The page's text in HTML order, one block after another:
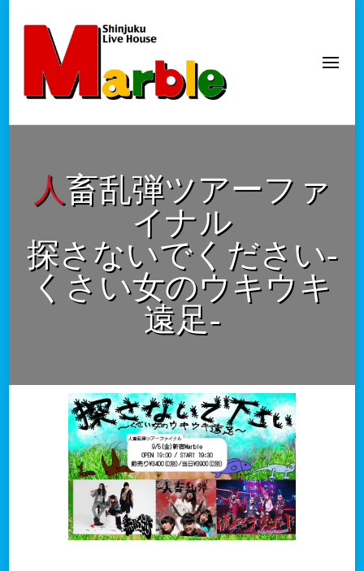
新宿Marble
official website
人畜乱弾ツアーファ
イナル
探さないでください‐
くさい女のウキウキ
遠足‐